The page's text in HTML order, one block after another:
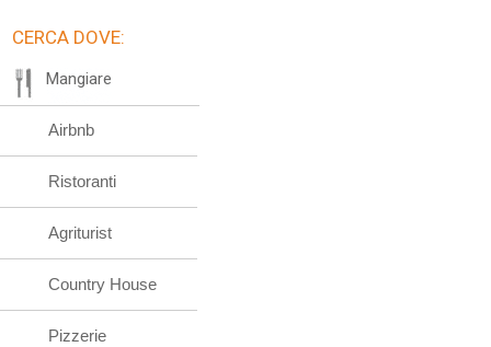
CERCA DOVE:
Mangiare
Airbnb
Ristoranti
Agriturist
Country House
Pizzerie